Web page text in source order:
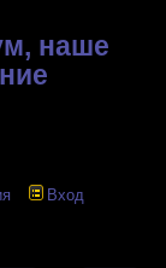
наше
Вход